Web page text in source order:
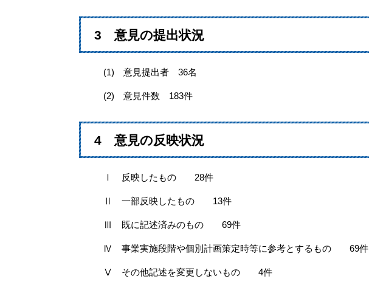
3 意見の提出状況
(1) 意見提出者 36名
(2) 意見件数 183件
4 意見の反映状況
Ⅰ 反映したもの 28件
Ⅱ 一部反映したもの 13件
Ⅲ 既に記述済みのもの 69件
Ⅳ 事業実施段階や個別計画策定時等に参考とするもの 69件
Ⅴ その他記述を変更しないもの 4件